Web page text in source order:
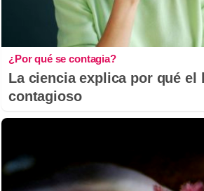
¿Por qué se contagia?
La ciencia explica por qué el
contagioso